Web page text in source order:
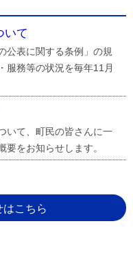
いて
公表に関する条例」の規
服務等の状況を毎年11月
いて、町民の皆さんに一
要をお知らせします。
こちら